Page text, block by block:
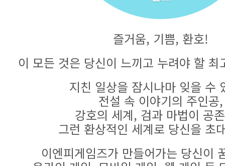
즐거움, 기쁨, 환호!
이 모든 것은 당신이 느끼고 누려야 할 최
지친 일상을 잠시나마 잊을 수
전설 속 이야기의 주인공,
강호의 세계, 검과 마법이 공
그런 환상적인 세계로 당신을 초
이엔피게임즈가 만들어가는 당신이